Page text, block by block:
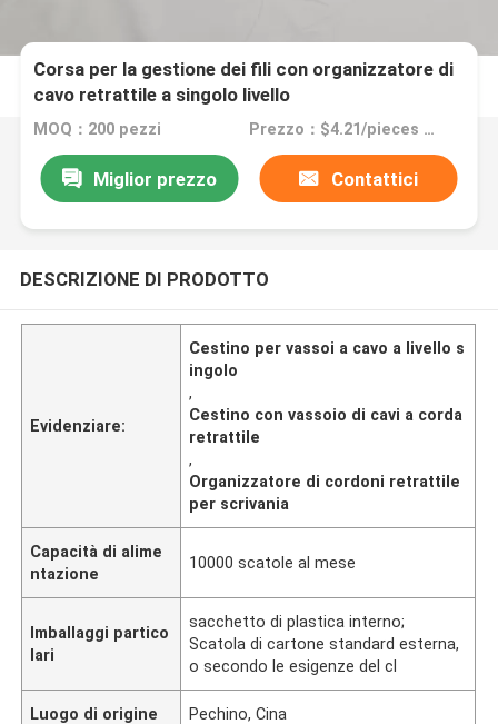
Corsa per la gestione dei fili con organizzatore di
cavo retrattile a singolo livello
MOQ：200 pezzi Prezzo：$4.21/pieces 200-2999 pieces
Miglior prezzo Contattici
DESCRIZIONE DI PRODOTTO
Evidenziare:
Cestino per vassoi a cavo a livello s
ingolo
,
Cestino con vassoio di cavi a corda
retrattile
,
Organizzatore di cordoni retrattile
per scrivania
Capacità di alime
ntazione
10000 scatole al mese
Imballaggi partico
lari
sacchetto di plastica interno;
Scatola di cartone standard esterna,
o secondo le esigenze del cl
Luogo di origine Pechino, Cina